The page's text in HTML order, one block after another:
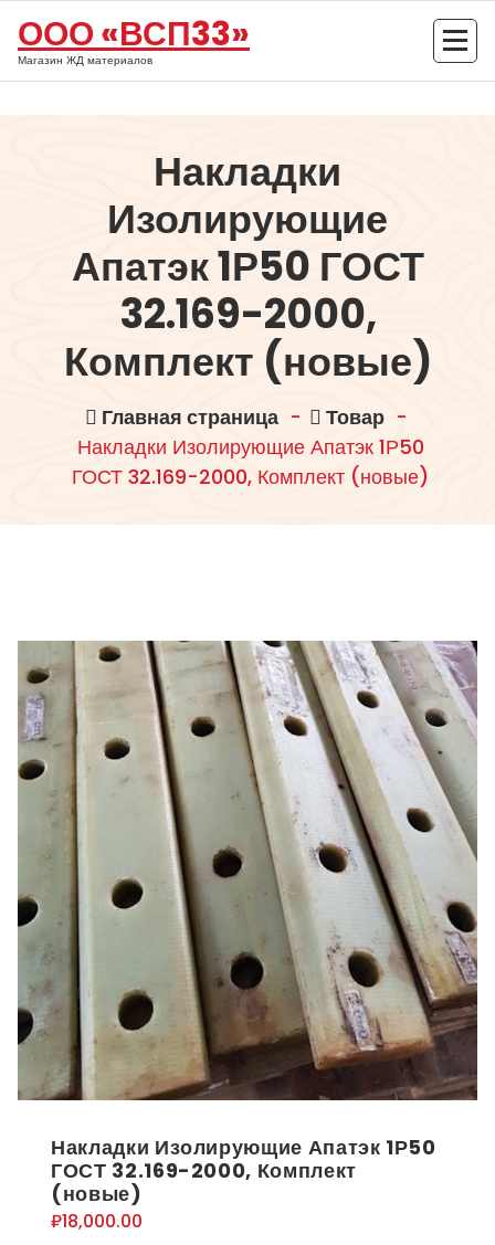
содержимому
ООО «ВСП33»
Магазин ЖД материалов
Накладки
Изолирующие
Апатэк 1Р50 ГОСТ
32.169-2000,
Комплект (новые)
Главная страница- Товар-
Накладки Изолирующие Апатэк 1Р50
ГОСТ 32.169-2000, Комплект (новые)
Накладки Изолирующие Апатэк 1Р50
ГОСТ 32.169-2000, Комплект
(новые)
₽18,000.00